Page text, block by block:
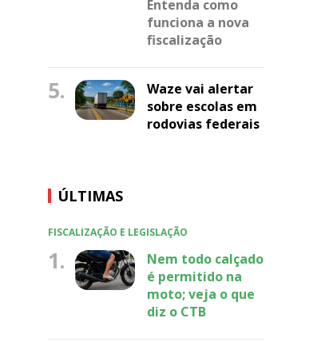
Entenda como
funciona a nova
fiscalização
5.
Waze vai alertar
sobre escolas em
rodovias federais
ÚLTIMAS
FISCALIZAÇÃO E LEGISLAÇÃO
1.
Nem todo calçado
é permitido na
moto; veja o que
diz o CTB